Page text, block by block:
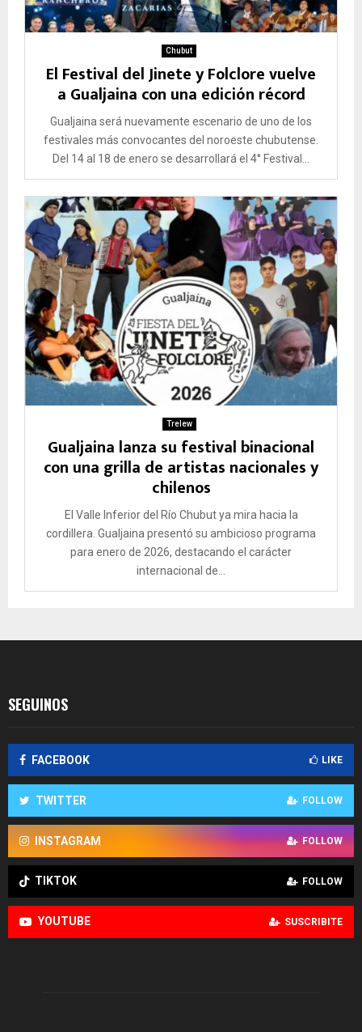
Chubut
El Festival del Jinete y Folclore vuelve
a Gualjaina con una edición récord
Gualjaina será nuevamente escenario de uno de los
festivales más convocantes del noroeste chubutense.
Del 14 al 18 de enero se desarrollará el 4° Festival...
Trelew
Gualjaina lanza su festival binacional
con una grilla de artistas nacionales y
chilenos
El Valle Inferior del Río Chubut ya mira hacia la
cordillera. Gualjaina presentó su ambicioso programa
para enero de 2026, destacando el carácter
internacional de...
SEGUINOS
FACEBOOK LIKE
TWITTER FOLLOW
INSTAGRAM FOLLOW
TIKTOK FOLLOW
YOUTUBE SUSCRIBITE